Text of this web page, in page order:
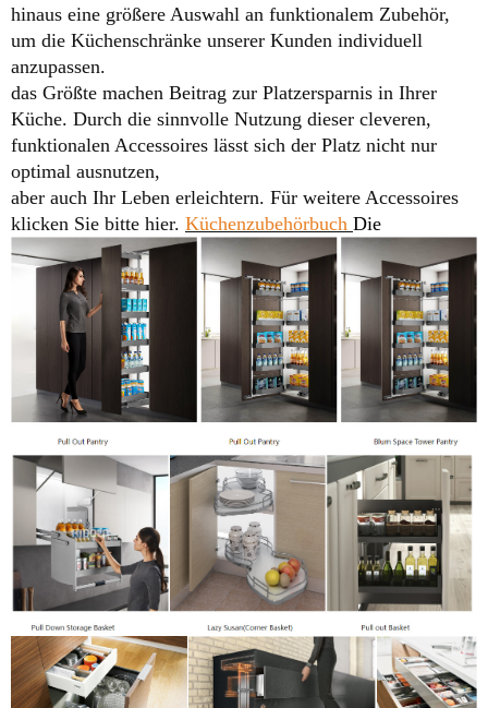
hinaus eine größere Auswahl an funktionalem Zubehör,
um die Küchenschränke unserer Kunden individuell
anzupassen.
das Größte machen Beitrag zur Platzersparnis in Ihrer
Küche. Durch die sinnvolle Nutzung dieser cleveren,
funktionalen Accessoires lässt sich der Platz nicht nur
optimal ausnutzen,
aber auch Ihr Leben erleichtern. Für weitere Accessoires
klicken Sie bitte hier. Küchenzubehörbuch Die